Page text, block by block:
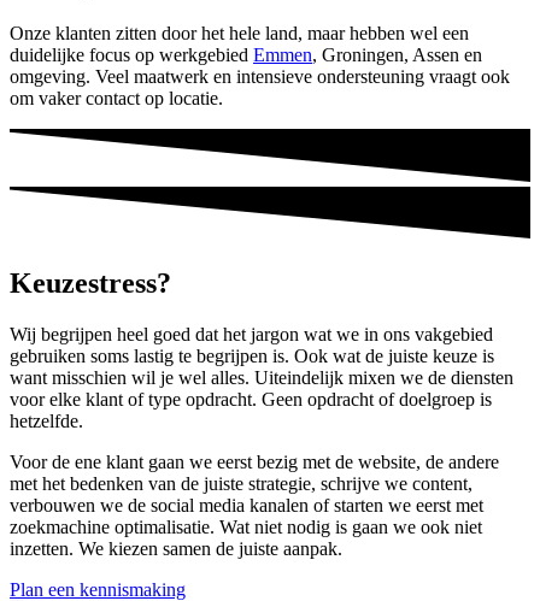
Onze klanten zitten door het hele land, maar hebben wel een
duidelijke focus op werkgebied Emmen, Groningen, Assen en
omgeving. Veel maatwerk en intensieve ondersteuning vraagt ook
om vaker contact op locatie.
Keuzestress?
Wij begrijpen heel goed dat het jargon wat we in ons vakgebied
gebruiken soms lastig te begrijpen is. Ook wat de juiste keuze is
want misschien wil je wel alles. Uiteindelijk mixen we de diensten
voor elke klant of type opdracht. Geen opdracht of doelgroep is
hetzelfde.
Voor de ene klant gaan we eerst bezig met de website, de andere
met het bedenken van de juiste strategie, schrijve we content,
verbouwen we de social media kanalen of starten we eerst met
zoekmachine optimalisatie. Wat niet nodig is gaan we ook niet
inzetten. We kiezen samen de juiste aanpak.
Plan een kennismaking